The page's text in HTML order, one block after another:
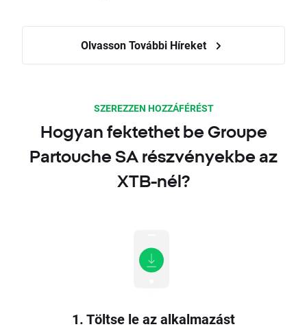
Olvasson További Híreket
SZEREZZEN HOZZÁFÉRÉST
Hogyan fektethet be Groupe
Partouche SA részvényekbe az
XTB-nél?
1. Töltse le az alkalmazást